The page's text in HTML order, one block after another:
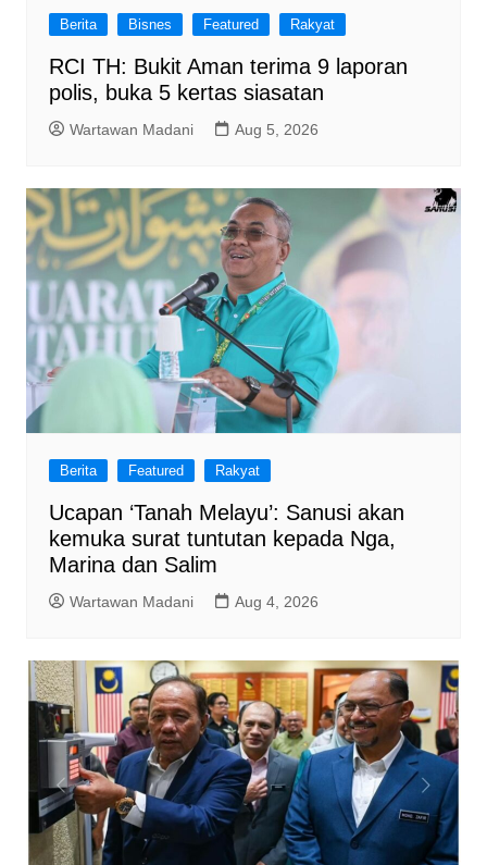
Berita Bisnes Featured Rakyat
RCI TH: Bukit Aman terima 9 laporan
polis, buka 5 kertas siasatan
Wartawan Madani Aug 5, 2026
Berita Featured Rakyat
Ucapan ‘Tanah Melayu’: Sanusi akan
kemuka surat tuntutan kepada Nga,
Marina dan Salim
Wartawan Madani Aug 4, 2026